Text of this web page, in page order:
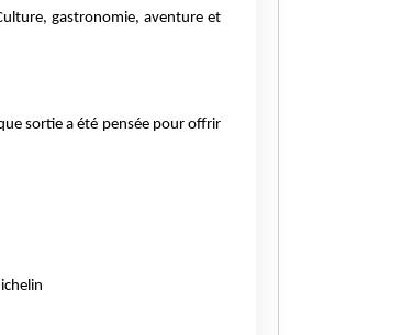
gastronomie, aventure et
sortie a été pensée pour offrir